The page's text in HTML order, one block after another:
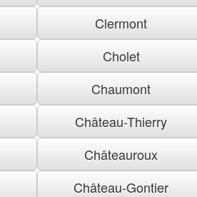
Clermont
Cholet
Chaumont
Château-Thierry
Châteauroux
Château-Gontier